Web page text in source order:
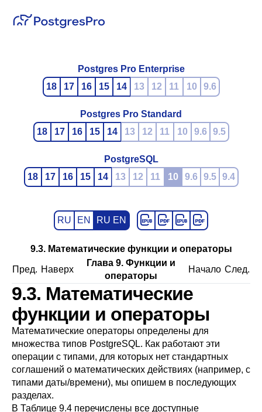
Postgres Pro Enterprise
18
17 16 15 14 13 12 11 10 9.6
Postgres Pro Standard
18
17 16 15 14 13 12 11 10 9.6 9.5
PostgreSQL
18
17 16 15 14 13 12 11 10 9.6 9.5 9.4
RU EN RU EN
9.3. Математические функции и операторы
Пред. Наверх
Глава 9. Функции и
операторы
Начало След.
9.3. Математические
функции и операторы
Математические операторы определены для
множества типов PostgreSQL. Как работают эти
операции с типами, для которых нет стандартных
соглашений о математических действиях (например, с
типами даты/времени), мы опишем в последующих
разделах.
В Таблице 9.4 перечислены все доступные